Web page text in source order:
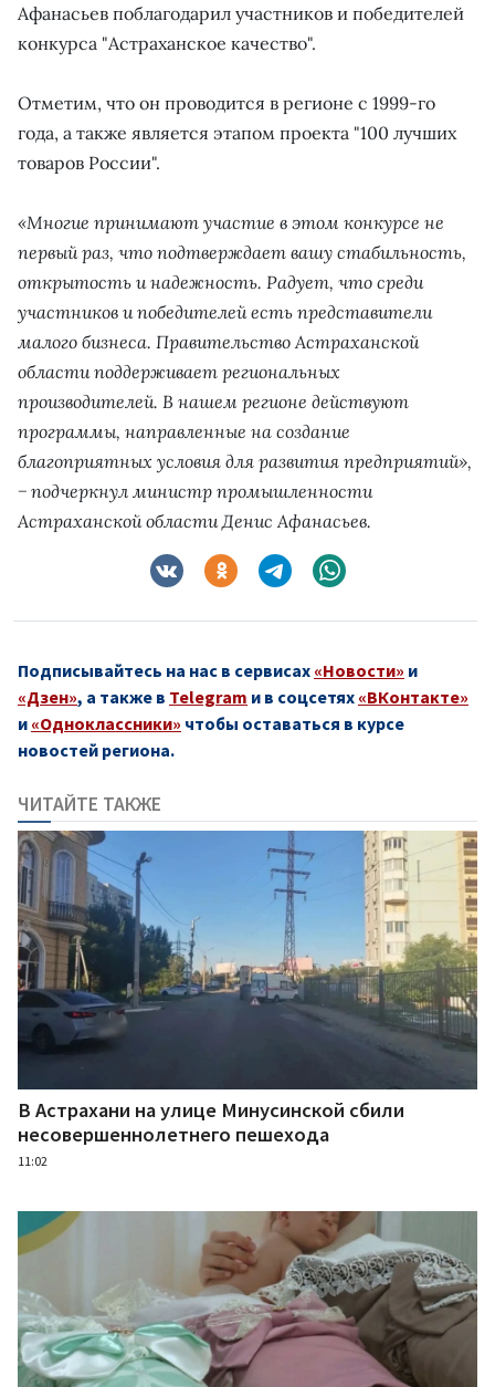
Афанасьев поблагодарил участников и победителей
конкурса "Астраханское качество".
Отметим, что он проводится в регионе с 1999-го
года, а также является этапом проекта "100 лучших
товаров России".
«Многие принимают участие в этом конкурсе не
первый раз, что подтверждает вашу стабильность,
открытость и надежность. Радует, что среди
участников и победителей есть представители
малого бизнеса. Правительство Астраханской
области поддерживает региональных
производителей. В нашем регионе действуют
программы, направленные на создание
благоприятных условия для развития предприятий»,
− подчеркнул министр промышленности
Астраханской области Денис Афанасьев.
Подписывайтесь на нас в сервисах «Новости» и
«Дзен», а также в Telegram и в соцсетях «ВКонтакте»
и «Одноклассники» чтобы оставаться в курсе
новостей региона.
ЧИТАЙТЕ ТАКЖЕ
В Астрахани на улице Минусинской сбили
несовершеннолетнего пешехода
11:02